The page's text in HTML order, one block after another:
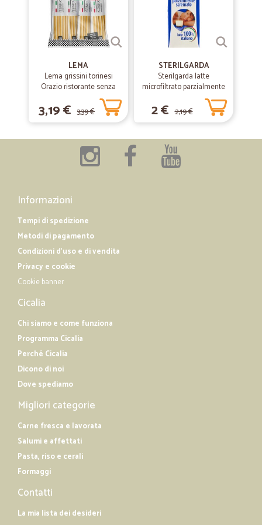
—Luca P.
Ottimo. Tutto giusto.
06/03/2020
—Maurizio B.
Ottimi prodotti!
Ottimi prodotti!
—Fiorella B.
sono molto soddisfatta. veloci e puntuali. l'unica pecca,,,, che sono un
pò troppo costose le spese di spedizione.
LEMA
Lema grissini torinesi
Orazio ristorante senza
olio di palma x30 gr.450
3,19 € 3,39 €
STERILGARDA
Sterilgarda latte
microfiltrato parzialmente
2 € 2,19 €
Informazioni
Tempi di spedizione
Metodi di pagamento
Condizioni d'uso e di vendita
Privacy e cookie
Cookie banner
Cicalia
Chi siamo e come funziona
Programma Cicalia
Perché Cicalia
Dicono di noi
Dove spediamo
Migliori categorie
Carne fresca e lavorata
Salumi e affettati
Pasta, riso e cerali
Formaggi
Contatti
La mia lista dei desideri